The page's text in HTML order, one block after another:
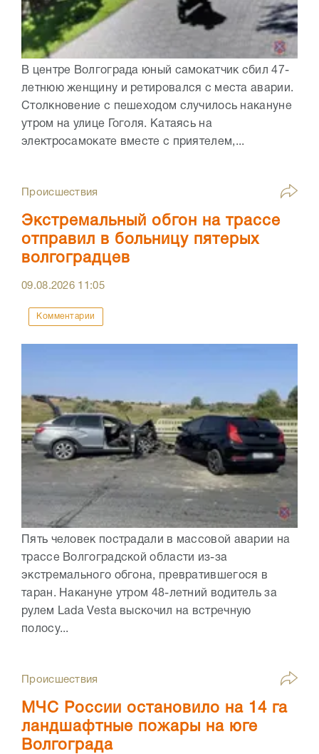
В центре Волгограда юный самокатчик сбил 47-
летнюю женщину и ретировался с места аварии.
Столкновение с пешеходом случилось накануне
утром на улице Гоголя. Катаясь на
электросамокате вместе с приятелем,...
Происшествия
Экстремальный обгон на трассе
отправил в больницу пятерых
волгоградцев
09.08.2026 11:05
Комментарии
Пять человек пострадали в массовой аварии на
трассе Волгоградской области из-за
экстремального обгона, превратившегося в
таран. Накануне утром 48-летний водитель за
рулем Lada Vesta выскочил на встречную
полосу...
Происшествия
МЧС России остановило на 14 га
ландшафтные пожары на юге
Волгограда